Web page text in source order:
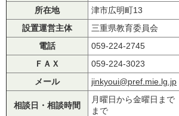
所在地
津市広明町13
設置運営主体
三重県教育委員会
電話
059-224-2745
ＦＡＸ
059-224-3023
メール
jinkyoui@pref.mie.lg.jp
相談日・相談時間
月曜日から金曜日ま
まで